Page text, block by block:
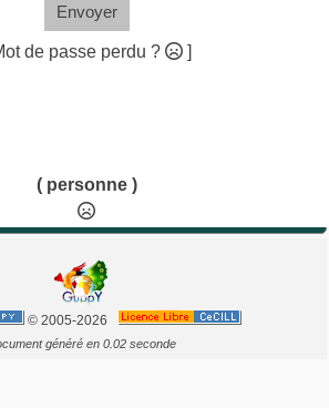
Envoyer
de passe perdu ? ]
( personne )
© 2005-2026
généré en 0.02 seconde